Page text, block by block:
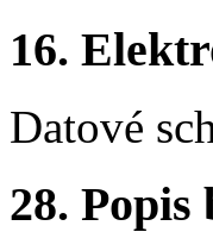
16.
Datové
28. Popis